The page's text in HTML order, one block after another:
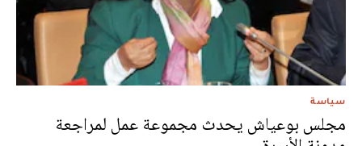
سياسة
مجلس بوعياش يحدث مجموعة عمل لمراجعة